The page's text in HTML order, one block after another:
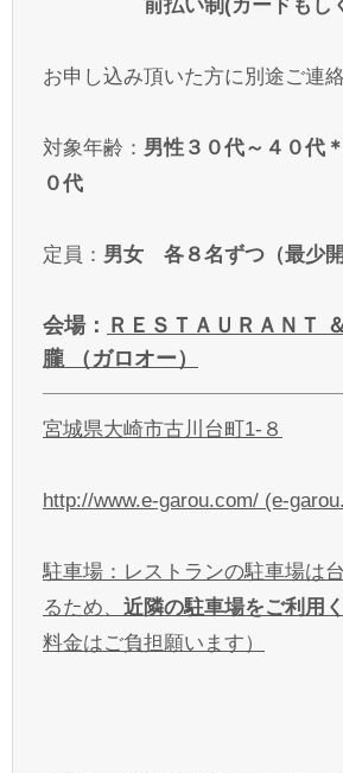
前払い制(カードもしく
お申し込み頂いた方に別途ご連絡
対象年齢： 男性３０代～４０代
０代
定員： 男女 各８名ずつ（最少
会場：
ＲＥＳＴＡＵＲＡＮＴ
朧 （ガロオー）
宮城県大崎市古川台町 1-８
http://www.e-garou.com/ (e-
駐車場：レストランの駐車場は
るため、 近隣の駐車場をご利用
料金はご負担願います）